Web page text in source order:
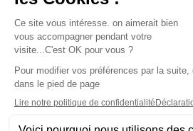
L'application Iphone /
Téléchargez
Les cookies
Gestion des cookies